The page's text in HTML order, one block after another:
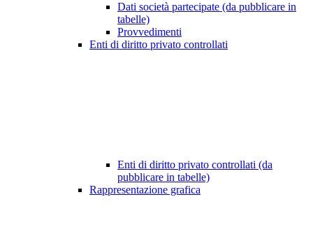
Dati società partecipate (da pubblicare in
tabelle)
Provvedimenti
Enti di diritto privato controllati
Enti di diritto privato controllati (da
pubblicare in tabelle)
Rappresentazione grafica